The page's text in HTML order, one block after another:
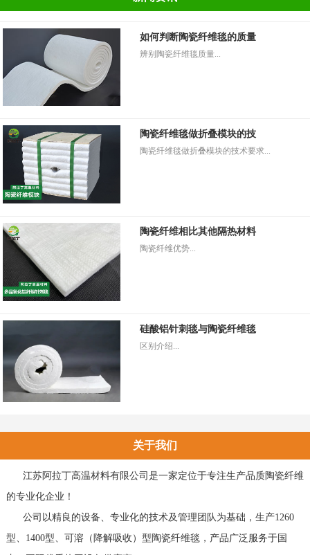
如何判断陶瓷纤维毯的质量
辨别陶瓷纤维毯质量...
陶瓷纤维毯做折叠模块的技
陶瓷纤维毯做折叠模块的技术要求...
陶瓷纤维相比其他隔热材料
陶瓷纤维优势...
硅酸铝针刺毯与陶瓷纤维毯
区别介绍...
关于我们
江苏阿拉丁高温材料有限公司是一家定位于专注生产品质陶瓷纤维
的专业化企业！
公司以精良的设备、专业化的技术及管理团队为基础，生产1260
型、1400型、可溶（降解吸收）型陶瓷纤维毯，产品广泛服务于国